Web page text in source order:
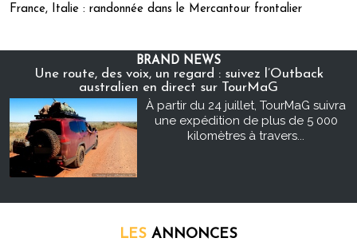
France, Italie : randonnée dans le Mercantour frontalier
BRAND NEWS
Une route, des voix, un regard : suivez l’Outback
australien en direct sur TourMaG
À partir du 24 juillet, TourMaG suivra
une expédition de plus de 5 000
kilomètres à travers...
LES ANNONCES